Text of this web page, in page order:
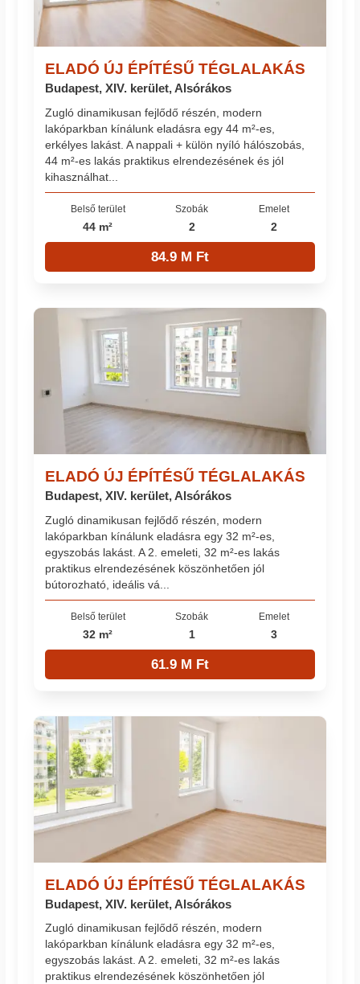
ELADÓ ÚJ ÉPÍTÉSŰ TÉGLALAKÁS
Budapest, XIV. kerület, Alsórákos
Zugló dinamikusan fejlődő részén, modern
lakóparkban kínálunk eladásra egy 44 m²-es,
erkélyes lakást. A nappali + külön nyíló hálószobás,
44 m²-es lakás praktikus elrendezésének és jól
kihasználhat...
Belső terület
44 m²
Szobák
2
Emelet
2
84.9 M Ft
ELADÓ ÚJ ÉPÍTÉSŰ TÉGLALAKÁS
Budapest, XIV. kerület, Alsórákos
Zugló dinamikusan fejlődő részén, modern
lakóparkban kínálunk eladásra egy 32 m²-es,
egyszobás lakást. A 2. emeleti, 32 m²-es lakás
praktikus elrendezésének köszönhetően jól
bútorozható, ideális vá...
Belső terület
32 m²
Szobák
1
Emelet
3
61.9 M Ft
ELADÓ ÚJ ÉPÍTÉSŰ TÉGLALAKÁS
Budapest, XIV. kerület, Alsórákos
Zugló dinamikusan fejlődő részén, modern
lakóparkban kínálunk eladásra egy 32 m²-es,
egyszobás lakást. A 2. emeleti, 32 m²-es lakás
praktikus elrendezésének köszönhetően jól